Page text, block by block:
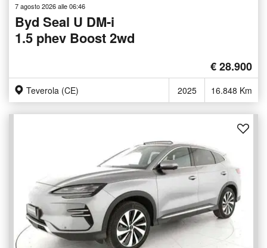
7 agosto 2026 alle 06:46
Byd Seal U DM-i
1.5 phev Boost 2wd
€ 28.900
Teverola (CE) 2025 16.848 Km